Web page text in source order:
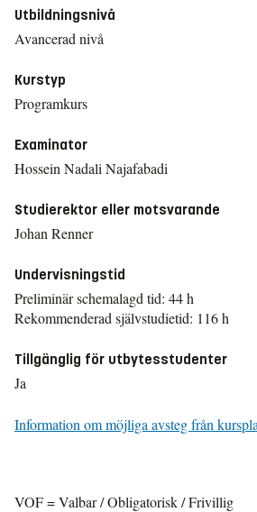
Utbildningsnivå
Avancerad nivå
Kurstyp
Programkurs
Examinator
Hossein Nadali Najafabadi
Studierektor eller motsvarande
Johan Renner
Undervisningstid
Preliminär schemalagd tid: 44 h
Rekommenderad självstudietid: 116 h
Tillgänglig för utbytesstudenter
Ja
Information om möjliga avsteg från
VOF = Valbar / Obligatorisk / Frivillig